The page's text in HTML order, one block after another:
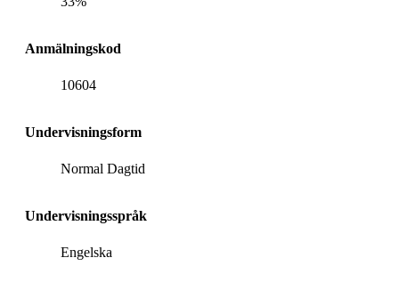
Anmälningskod
10604
Undervisningsform
Normal Dagtid
Undervisningsspråk
Engelska